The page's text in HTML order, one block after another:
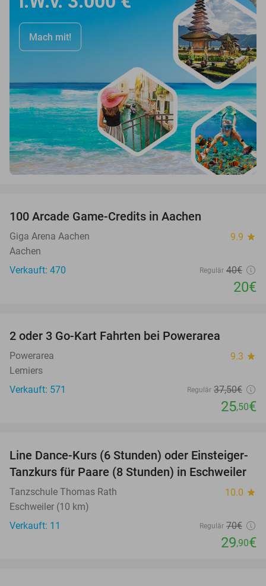
Mach mit!
100 Arcade Game-Credits in Aachen
Giga Arena Aachen 9.9 star
Aachen
Verkauft: 470
Regulär 40€
20€
2 oder 3 Go-Kart Fahrten bei Powerarea
Powerarea 9.3 star
Lemiers
Verkauft: 571
Regulär 37,50€
25,50€
57%
Line Dance-Kurs (6 Stunden) oder Einsteiger-
Tanzkurs für Paare (8 Stunden) in Eschweiler
Tanzschule Thomas Rath 10.0 star
Eschweiler (10 km)
Verkauft: 11
Regulär 70€
29,90€